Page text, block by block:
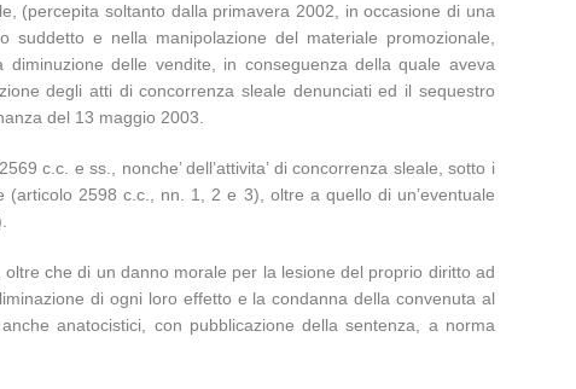
(percepita soltanto dalla primavera 2002, in occasione di una
e nella manipolazione del materiale promozionale,
delle vendite, in conseguenza della quale aveva
degli atti di concorrenza sleale denunciati ed il sequestro
del 13 maggio 2003.
c.c. e ss., nonche’ dell’attivita’ di concorrenza sleale, sotto i
(articolo 2598 c.c., nn. 1, 2 e 3), oltre a quello di un’eventuale
che di un danno morale per la lesione del proprio diritto ad
di ogni loro effetto e la condanna della convenuta al
anatocistici, con pubblicazione della sentenza, a norma